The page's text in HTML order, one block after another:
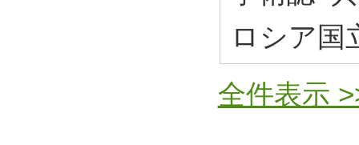
ロシア国
全件表示